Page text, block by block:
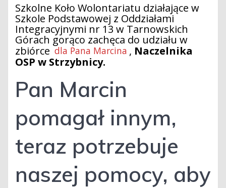
Szkolne Koło Wolontariatu działające w
Szkole Podstawowej z Oddziałami
Integracyjnymi nr 13 w Tarnowskich
Górach gorąco zachęca do udziału w
zbiórce dla Pana Marcina , Naczelnika
OSP w Strzybnicy.
Pan Marcin
pomagał innym,
teraz potrzebuje
naszej pomocy, aby